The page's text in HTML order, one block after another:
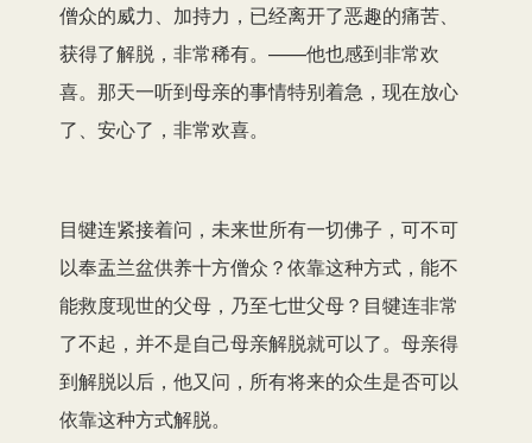
僧众的威力、加持力，已经离开了恶趣的痛苦、
获得了解脱，非常稀有。——他也感到非常欢
喜。那天一听到母亲的事情特别着急，现在放心
了、安心了，非常欢喜。
目犍连紧接着问，未来世所有一切佛子，可不可
以奉盂兰盆供养十方僧众？依靠这种方式，能不
能救度现世的父母，乃至七世父母？目犍连非常
了不起，并不是自己母亲解脱就可以了。母亲得
到解脱以后，他又问，所有将来的众生是否可以
依靠这种方式解脱。